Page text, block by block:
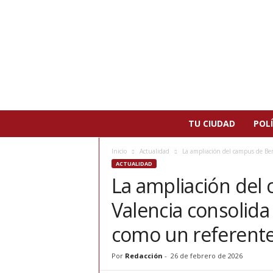
TU CIUDAD
Inicio Actualidad La ampliación del campus de
ACTUALIDAD
La ampliación del
Valencia
como un
Por Redacción - 26 de febrero de 2026